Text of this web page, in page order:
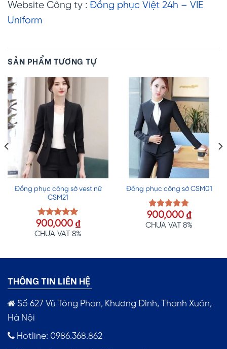
Website Công ty : Đồng phục Việt 24h – VIE
Uniform
SẢN PHẨM TƯƠNG TỰ
Đồng phục công sở vest nữ
CSM21
Được xếp
hạng5.00
900,000 ₫
CHƯA VAT 8%
Đồng phục công sở CSM01
Được xếp
hạng5.00
900,000 ₫
CHƯA VAT 8%
THÔNG TIN LIÊN HỆ
Số 627 Vũ Tông Phan, Khương Đình, Thanh Xuân,
Hà Nội
Hotline: 0986.368.862